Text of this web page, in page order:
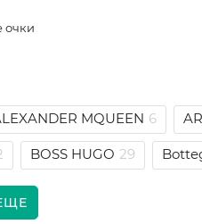
очки
MQUEEN 6
BOSS HUGO 29